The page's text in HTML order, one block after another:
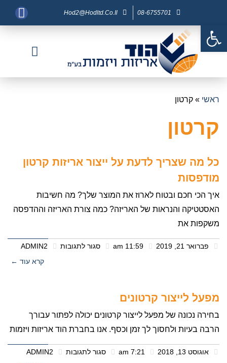
פתח סרגל נגישות
08-6755701
Hod2@hodltd.co.il
ראשי » קרטון
קרטון
כל מה שצריך לדעת על ייצור אריזות קרטון
מודפסות
איך הכי חכם ובטוח לארוז את המוצר שלך? מה חשיבות
האסטטיקה והנראות של האריזה? כמה צורת האריזה וההדפסה
משקפות את
פברואר 21, 2019 סגור לתגובות
ADMIN2
קרא עוד ←
מפעל לייצור קרטונים
בחירה נכונה של מפעל לייצור קרטונים יכולה לפתור עבורך
הרבה בעיות ולחסוך לך זמן וכסף. אנו בחברת הוד אריזות ויזמות
אוגוסט 13, 2018 סגור לתגובות
ADMIN2